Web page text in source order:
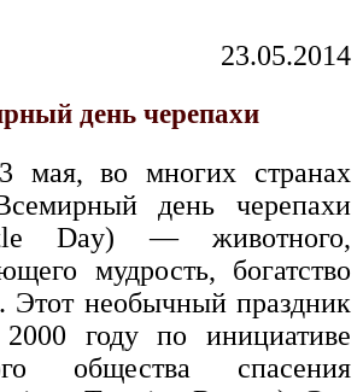
23.05.2014
день черепахи
мая, во многих странах
день черепахи
Day) — животного,
мудрость, богатство
Этот необычный праздник
году по инициативе
общества спасения